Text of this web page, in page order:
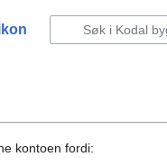
kontoen fordi: